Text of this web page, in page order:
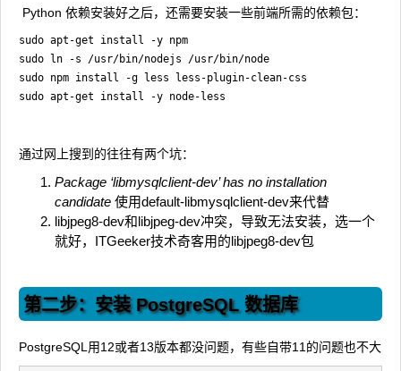
Python 依赖安装好之后，还需要安装一些前端所需的依赖包：
sudo apt-get install -y npm
sudo ln -s /usr/bin/nodejs /usr/bin/node
sudo npm install -g less less-plugin-clean-css
通过网上搜到的往往有两个坑：
Package ‘libmysqlclient-dev’ has no installation
candidate 使用default-libmysqlclient-dev来代替
libjpeg8-dev和libjpeg-dev冲突，导致无法安装，选一个
就好，ITGeeker技术奇客用的libjpeg8-dev包
第二步：安装 PostgreSQL 数据库
PostgreSQL用12或者13版本都没问题，有些自带11的问题也不大